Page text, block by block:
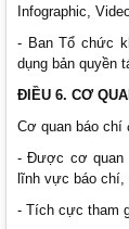
Infographic,
- Ban Tổ chức
dụng bản quyền
ĐIỀU 6. CƠ
Cơ quan báo chí
- Được cơ quan
lĩnh vực báo chí,
- Tích cực tham